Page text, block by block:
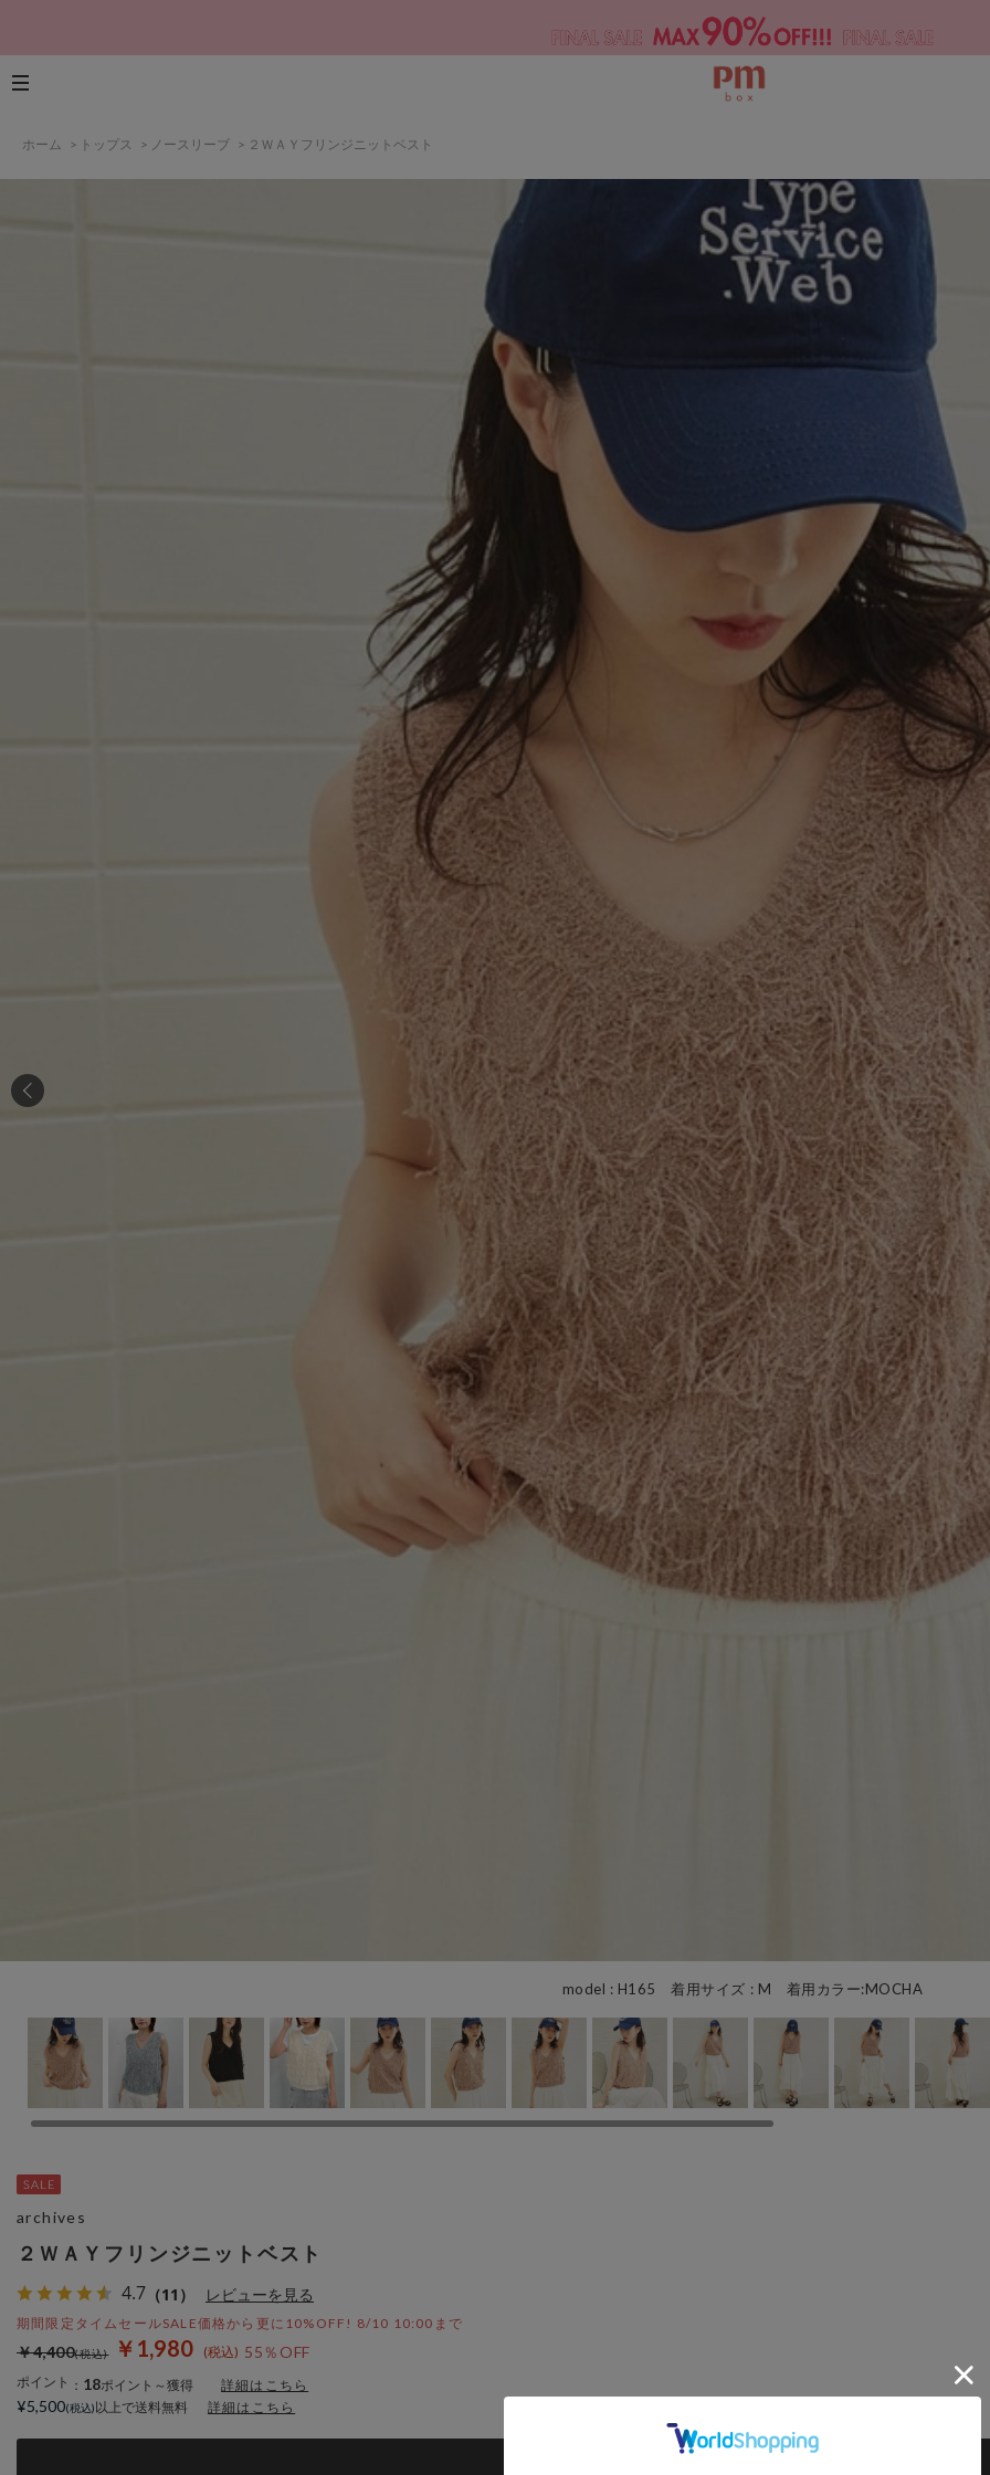
ホーム > トップス > ノースリーブ > ２ＷＡＹフリンジニットベスト
model : H165 着用サイズ : M 着用カラー:MOCHA
２ＷＡＹフリンジニットベスト
4.7 （11） レビューを見る
期間限定タイムセールSALE価格から更に10%OFF! 8/10 10:00まで
￥1,980 55％OFF
￥4,400
ポイント ： 18ポイント～獲得 詳細はこちら
archives
¥5,500 以上で送料無料 詳細はこちら